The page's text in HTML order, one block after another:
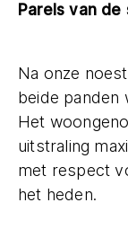
Parels van de
Na onze
beide panden
Het
uitstraling
met respect
het heden.